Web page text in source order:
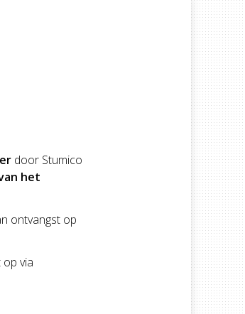
door Stumico
het
ontvangst op
via